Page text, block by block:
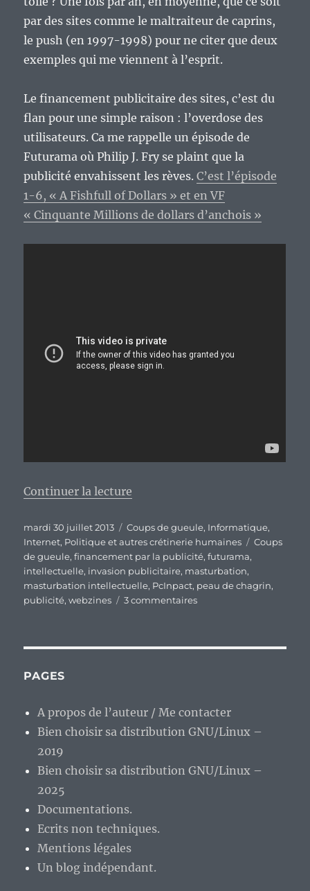
par des sites comme le maltraiteur de caprins,
le push (en 1997-1998) pour ne citer que deux
exemples qui me viennent à l’esprit.
Le financement publicitaire des sites, c’est du
flan pour une simple raison : l’overdose des
utilisateurs. Ca me rappelle un épisode de
Futurama où Philip J. Fry se plaint que la
publicité envahissent les rèves.C’est l’épisode
1-6, « A Fishfull of Dollars » et en VF
« Cinquante Millions de dollars d’anchois »
Continuer la lecture
Publié
le
mardi 30 juillet 2013 Catégories
Coups de gueule, Informatique,
Internet, Politique et autres crétinerie humaines Étiquettes
Coups
de gueule,financement par la publicité,futurama,
intellectuelle, invasion publicitaire, masturbation,
masturbation intellectuelle, PcInpact, peau de chagrin,
publicité,webzines 3 commentairessur
de
financement
publicité,
PAGES
A propos de l’auteur / Me contacter
Bien choisir sa distribution GNU/Linux –
2019
Bien choisir sa distribution GNU/Linux –
2025
Documentations.
Ecrits non techniques.
Mentions légales
Un blog indépendant.